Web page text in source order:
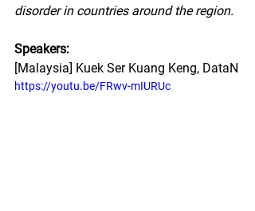
disorder in countries around the region.
Speakers:
[Malaysia] Kuek Ser Kuang Keng, DataN
https://youtu.be/FRwv-mIURUc